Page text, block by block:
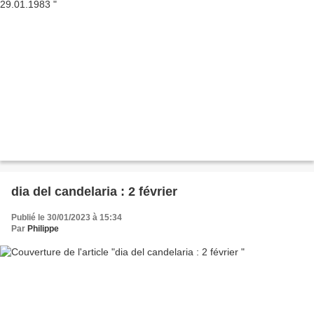
dia del candelaria : 2 février
Publié le 30/01/2023 à 15:34
Par Philippe